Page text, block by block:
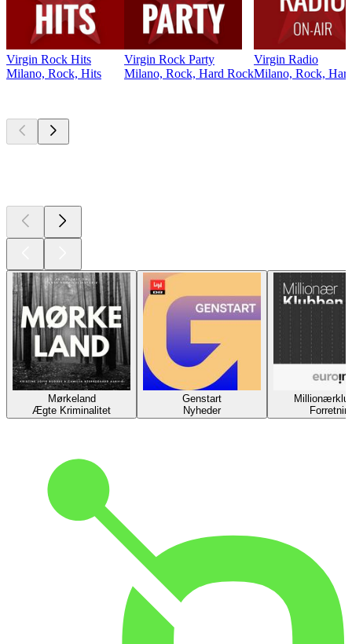
Virgin Rock Hits
Milano, Rock, Hits
Virgin Rock Party
Milano, Rock, Hard Rock
Virgin Radio
Milano, Rock,
Mørkeland
Ægte Kriminalitet
Genstart
Nyheder